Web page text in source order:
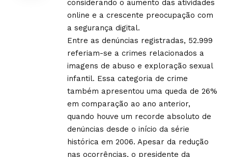
considerando o aumento das atividades
online e a crescente preocupação com
a segurança digital.
Entre as denúncias registradas, 52.999
referiam-se a crimes relacionados a
imagens de abuso e exploração sexual
infantil. Essa categoria de crime
também apresentou uma queda de 26%
em comparação ao ano anterior,
quando houve um recorde absoluto de
denúncias desde o início da série
histórica em 2006. Apesar da redução
nas ocorrências, o presidente da